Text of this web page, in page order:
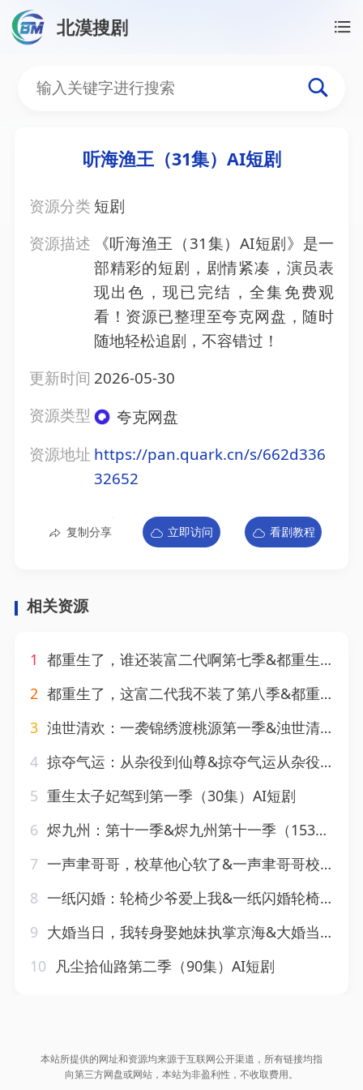
北漠搜剧
听海渔王（31集）AI短剧
听海渔王（31集）AI短剧
资源分类 短剧
资源描述
《听海渔王（31集）AI短剧》是一
部精彩的短剧，剧情紧凑，演员表
现出色，现已完结，全集免费观
看！资源已整理至夸克网盘，随时
随地轻松追剧，不容错过！
更新时间 2026-05-30
资源类型
夸克网盘
资源地址 https://pan.quark.cn/s/662d336
32652
复制分享 立即访问 看剧教程
相关资源
1 都重生了，谁还装富二代啊第七季&都重生了谁还装富二代啊第七季（77集）AI短剧
2 都重生了，这富二代我不装了第八季&都重生了这富二代我不装了第八季（105集）AI短剧
3 浊世清欢：一袭锦绣渡桃源第一季&浊世清欢一袭锦绣渡桃源第一季（137集）AI短剧
4 掠夺气运：从杂役到仙尊&掠夺气运从杂役到仙尊（101集）AI短剧
5 重生太子妃驾到第一季（30集）AI短剧
6 烬九州：第十一季&烬九州第十一季（153集）AI短剧
7 一声聿哥哥，校草他心软了&一声聿哥哥校草他心软了（17集）AI短剧
8 一纸闪婚：轮椅少爷爱上我&一纸闪婚轮椅少爷爱上我（72集）AI短剧
9 大婚当日，我转身娶她妹执掌京海&大婚当日我转身娶她妹执掌京海（60集）AI短剧
10 凡尘拾仙路第二季（90集）AI短剧
本站所提供的网址和资源均来源于互联网公开渠道，所有链接均指
向第三方网盘或网站，本站为非盈利性，不收取费用。